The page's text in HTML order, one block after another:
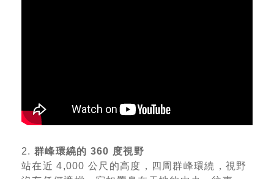
2. 群峰環繞的 360 度視野
站在近 4,000 公尺的高度，四周群峰環繞，視野